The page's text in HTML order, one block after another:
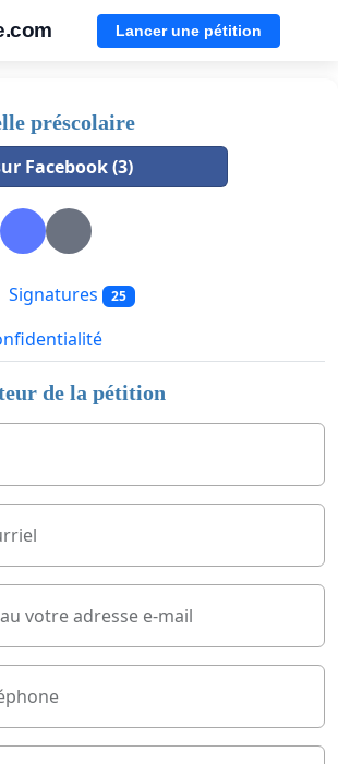
Lancer une pétition
préscolaire
Facebook (3)
Signatures 25
de la pétition
votre adresse e-mail